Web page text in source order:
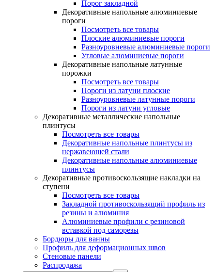
Порог закладной
Декоративные напольные алюминиевые
пороги
Посмотреть все товары
Плоские алюминиевые пороги
Разноуровневые алюминиевые пороги
Угловые алюминиевые пороги
Декоративные напольные латунные
порожки
Посмотреть все товары
Пороги из латуни плоские
Разноуровневые латунные пороги
Пороги из латуни угловые
Декоративные металлические напольные
плинтусы
Посмотреть все товары
Декоративные напольные плинтусы из
нержавеющей стали
Декоративные напольные алюминиевые
плинтусы
Декоративные противоскользящие накладки на
ступени
Посмотреть все товары
Закладной противоскользящий профиль из
резины и алюминия
Алюминиевые профили с резиновой
вставкой под саморезы
Бордюры для ванны
Профиль для деформационных швов
Стеновые панели
Распродажа